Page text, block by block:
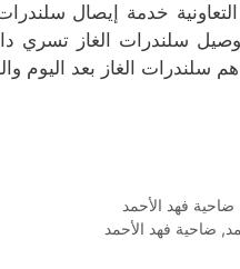
خدمة إيصال
سلندرات الغاز
سلندرات الغاز بعد اليوم
فهد الأحمد
, ضاحية فهد الأحمد